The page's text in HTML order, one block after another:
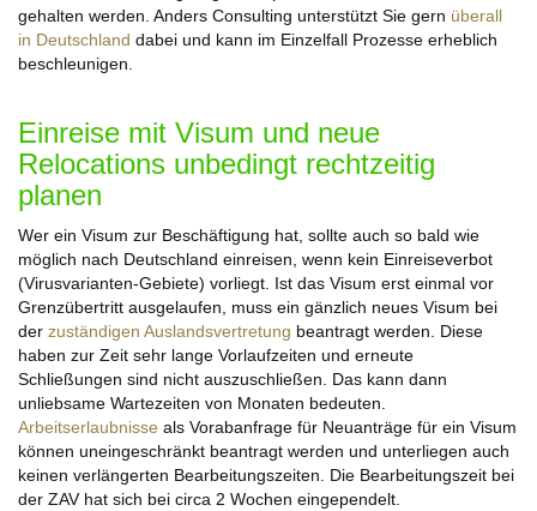
gehalten werden. Anders Consulting unterstützt Sie gern überall
in Deutschland dabei und kann im Einzelfall Prozesse erheblich
beschleunigen.
Einreise mit Visum und neue
Relocations unbedingt rechtzeitig
planen
Wer ein Visum zur Beschäftigung hat, sollte auch so bald wie
möglich nach Deutschland einreisen, wenn kein Einreiseverbot
(Virusvarianten-Gebiete) vorliegt. Ist das Visum erst einmal vor
Grenzübertritt ausgelaufen, muss ein gänzlich neues Visum bei
der zuständigen Auslandsvertretung beantragt werden. Diese
haben zur Zeit sehr lange Vorlaufzeiten und erneute
Schließungen sind nicht auszuschließen. Das kann dann
unliebsame Wartezeiten von Monaten bedeuten.
Arbeitserlaubnisse als Vorabanfrage für Neuanträge für ein Visum
können uneingeschränkt beantragt werden und unterliegen auch
keinen verlängerten Bearbeitungszeiten. Die Bearbeitungszeit bei
der ZAV hat sich bei circa 2 Wochen eingependelt.